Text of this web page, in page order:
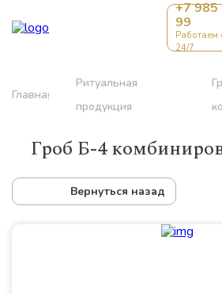
+7
99
Работаем
24/7
Главная
Ритуальная
продукция
Гроб Б-4
Вернуться назад